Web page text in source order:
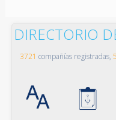
DIRECTORIO
3721 compañías registradas,